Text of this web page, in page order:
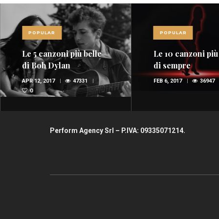
POPULAR
Le 10 canzoni più sexy
di sempre
FEB 6, 2017 36947 1
POPULAR
Red Power, nel
della musica
spopolano i rossi
OTT 29, 2015
35662
Perform Agency Srl – P.IVA: 09335071214.